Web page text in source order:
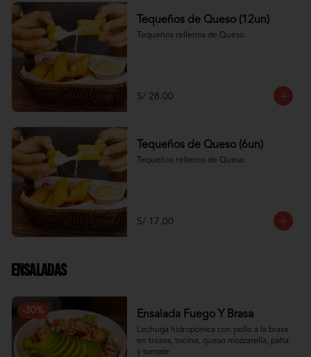
Tequeños de Queso (12un)
Tequeños rellenos de Queso
S/ 28.00
Tequeños de Queso (6un)
Tequeños rellenos de Queso
S/ 17.00
Ensaladas
-30% Ensalada Fuego Y Brasa
Lechuga hidropónica con pollo a la brasa
en trozos, tocino, queso mozzarella, palta
y tomate